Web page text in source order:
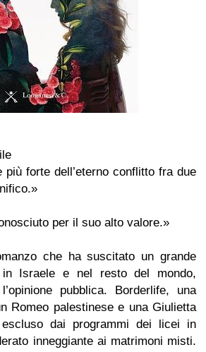
più forte dell’eterno conflitto fra due
per il suo alto valore.»
che ha suscitato un grande
in Israele e nel resto del mondo,
pubblica. Borderlife, una
Romeo palestinese e una Giulietta
dai programmi dei licei in
inneggiante ai matrimoni misti.